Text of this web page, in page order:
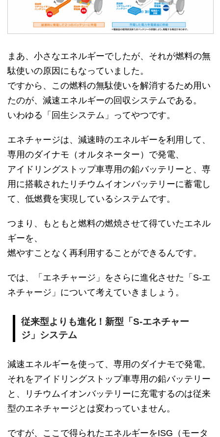
まあ、小さなエネルギーでしたが、それが燃料の無
駄使いの原因にもなっていました。
ですから、この燃料の無駄使いを解消するため用い
たのが、減速エネルギーの回収システムである。
いわゆる「回生システム」ってやつです。
エネチャージは、減速時のエネルギーを利用して、
専用のダイナモ（オルタネーター）で発電、
アイドリングストップ車専用の鉛バッテリーと、専
用に搭載されたリチウムイオンバッテリーに蓄電し
て、低燃費を実現しているシステムです。
つまり、もともと燃料の燃焼させて得ていたエネル
ギーを、
燃やすことなく再利用することができるんです。
では、「エネチャージ」をさらに進化させた「S-エ
ネチャージ」について考えていきましょう。
従来型よりも進化！新型「S-エネチャー
ジ」システム
減速エネルギーを使って、専用のダイナモで発電。
それをアイドリングストップ車専用の鉛バッテリー
と、リチウムイオンバッテリーに充電するのは従来
型のエネチャージとは変わっていません。
ですが、ここで得られたエネルギーをISG（モータ